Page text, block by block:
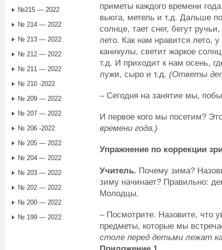
приметы каждого времени
вьюга, метель и т.д. Дальше
солнце, тает снег, бегут
лето. Как нам нравится лето,
каникулы, светит жаркое
т.д. И приходит к нам осень,
лужи, сыро и т.д. (Ответы
– Сегодня на занятие мы,
И первое кого мы посетим?
времени года.)
Упражнение по коррекции
Учитель. Почему зима?
зиму начинает? Правильно:
Молодцы.
– Посмотрите. Назовите, что
предметы, которые мы
столе перед детьми лежат
№215 — 2022
№ 214 — 2022
№ 213 — 2022
№ 212 — 2022
№ 211 — 2022
№ 210 -2022
№ 209 — 2022
№ 207 — 2022
№ 206 -2022
№ 205 — 2022
№ 204 — 2022
№ 203 — 2022
№ 202 — 2022
№ 200 — 2022
№ 199 — 2022